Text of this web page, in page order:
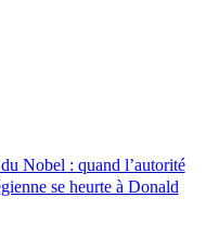
Nobel : quand l’autorité
se heurte à Donald